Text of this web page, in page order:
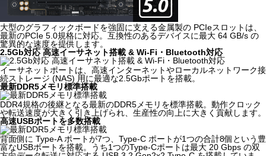
大型のグラフィックボードを強固に支える金属製の PCIeスロットは、
最新のPCIe 5.0規格に対応。互換性のあるデバイスに最大 64 GB/s の
驚異的な速度を提供します。
2.5Gb対応 高速イーサネット搭載 & Wi-Fi・Bluetooth対応
イーサネットポートは、高速インターネットやローカルネットワーク接
続ストレージ (NAS) 用に最適な2.5Gbポートを搭載。
最新DDR5メモリ標準搭載
DDR4規格の後継となる最新のDDR5メモリを標準搭載。動作クロック
や転送速度が大きく引き上げられ、生産性の向上に大きく貢献します。
高速USBポートを多数搭載
背面側に Type-A ポートが7つ、Type-C ポートが1つの合計8個という豊
富なUSBポートを搭載。うち1つのType-Cポートは最大 20 Gbps の双